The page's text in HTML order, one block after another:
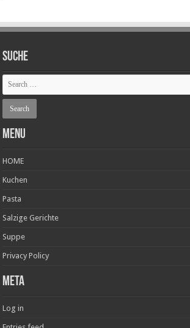
SUCHE
Menu
HOME
Kuchen
Pasta
Salzige Gerichte
Suppe
Privacy Policy
Meta
Log in